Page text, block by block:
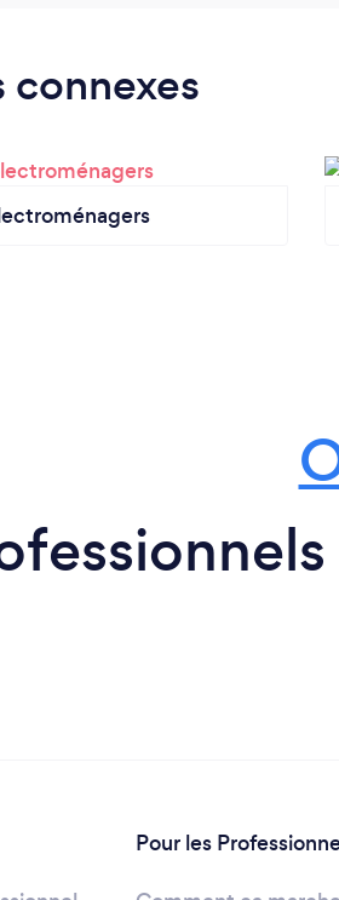
connexes
Pour les